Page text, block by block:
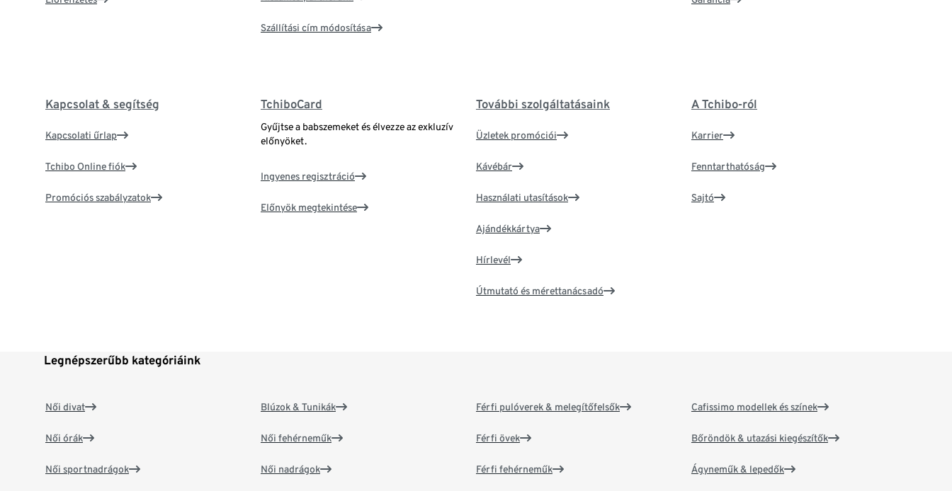
Szállítási cím módosítása
Kapcsolat & segítség
Kapcsolati űrlap
Tchibo Online fiók
Promóciós szabályzatok
TchiboCard
Gyűjtse a babszemeket és élvezze az exkluzív
előnyöket.
Ingyenes regisztráció
Előnyök megtekintése
További szolgáltatásaink
Üzletek promóciói
Kávébár
Használati utasítások
Ajándékkártya
Hírlevél
Útmutató és mérettanácsadó
A Tchibo-ról
Karrier
Fenntarthatóság
Sajtó
Legnépszerűbb kategóriáink
Női divat
Női órák
Női sportnadrágok
Blúzok & Tunikák
Női fehérneműk
Női nadrágok
Férfi pulóverek & melegítőfelsők
Férfi övek
Férfi fehérneműk
Cafissimo modellek és színek
Bőröndök & utazási kiegészítők
Ágyneműk & lepedők